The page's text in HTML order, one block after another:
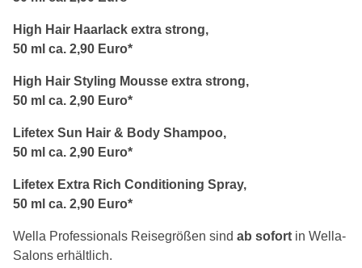
High Hair Haarlack extra strong,
50 ml ca. 2,90 Euro*
High Hair Styling Mousse extra strong,
50 ml ca. 2,90 Euro*
Lifetex Sun Hair & Body Shampoo,
50 ml ca. 2,90 Euro*
Lifetex Extra Rich Conditioning Spray,
50 ml ca. 2,90 Euro*
Wella Professionals Reisegrößen sind ab sofort in Wella-
Salons erhältlich.